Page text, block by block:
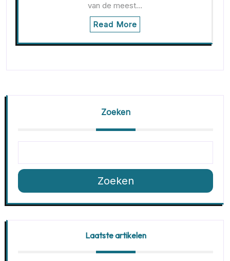
van de meest…
Read More
Zoeken
Zoeken
Laatste artikelen